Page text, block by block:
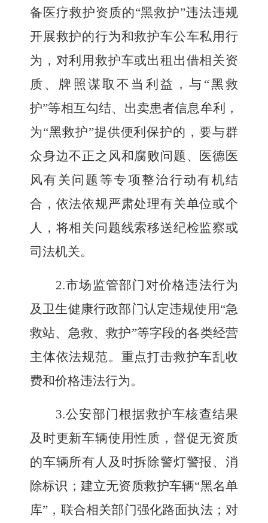
备医疗救护资质的“黑救护”违法违规
开展救护的行为和救护车公车私用行
为， 对利用救护车或出租出借相关资
质、牌照谋取不当利益，与 “黑救
护”等相互勾结、出卖患者信息牟利
，
为“黑救护”提供便利保护的，要与群
众身边不正之风和腐败问题、医德医
风有关问题等专项整治行动有机结
合，依法依规严肃处理有关单位或个
人， 将相关问题线索移送纪检监察或
司法机关。
2.市场监管部门对价格违法行为
及卫生健康行政部门认定违规使用“急
救站、急救、救护”等字段的各类经营
主体依法规范。 重点打击救护车乱收
费和价格违法行为。
3.公安部门根据救护车核查结果
及时更新车辆使用性质，督促无资质
的车辆所有人及时拆除警灯警报、消
除标识；建立无资质救护车辆“黑名单
库” ，联合相关部门强化路面执法；对